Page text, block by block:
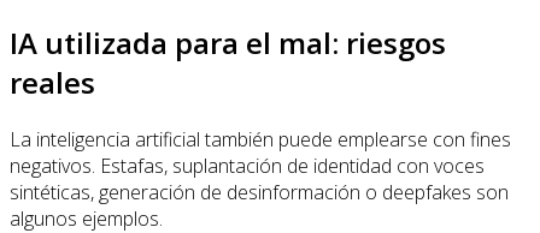
IA utilizada para el mal: riesgos
reales
La inteligencia artificial también puede emplearse con fines
negativos. Estafas, suplantación de identidad con voces
sintéticas, generación de desinformación o deepfakes son
algunos ejemplos.